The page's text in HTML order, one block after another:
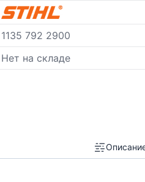
1135 792 2900
Нет на складе